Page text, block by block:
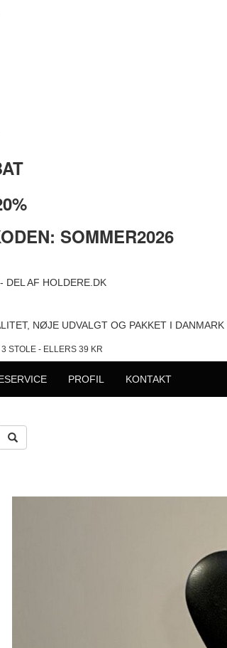
SOMMER2026
- DEL AF HOLDERE.DK
NØJE UDVALGT OG PAKKET I DANMARK
STOLE - ELLERS 39 KR
PROFIL KONTAKT